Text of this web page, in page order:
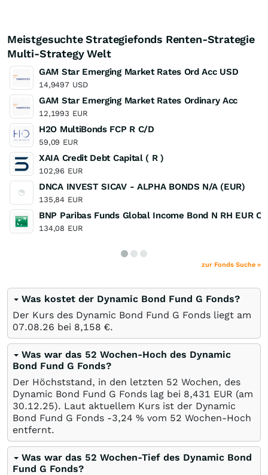
Meistgesuchte Strategiefonds Renten-Strategie
Multi-Strategy Welt
GAM Star Emerging Market Rates Ord Acc USD
14,9497 USD
GAM Star Emerging Market Rates Ordinary Acc
12,1993 EUR
H2O MultiBonds FCP R C/D
59,09 EUR
XAIA Credit Debt Capital ( R )
102,96 EUR
DNCA INVEST SICAV - ALPHA BONDS N/A (EUR)
135,84 EUR
BNP Paribas Funds Global Income Bond N RH EUR
134,08 EUR
zur Fonds Suche »
Was kostet der Dynamic Bond Fund G Fonds?
Der Kurs des Dynamic Bond Fund G Fonds liegt am
07.08.26 bei 8,158 €.
Was war das 52 Wochen-Hoch des Dynamic
Bond Fund G Fonds?
Der Höchststand, in den letzten 52 Wochen, des
Dynamic Bond Fund G Fonds lag bei 8,431 EUR (am
30.12.25). Laut aktuellem Kurs ist der Dynamic
Bond Fund G Fonds -3,24 % vom 52 Wochen-Hoch
entfernt.
Was war das 52 Wochen-Tief des Dynamic Bond
Fund G Fonds?